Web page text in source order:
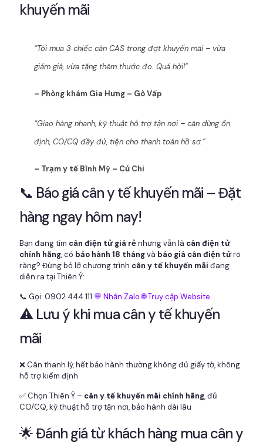
khuyến mãi
“Tôi mua 3 chiếc cân CAS trong đợt khuyến mãi – vừa
giảm giá, vừa tặng thêm thước đo. Quá hời!”
– Phòng khám Gia Hưng – Gò Vấp
“Giao hàng nhanh, kỹ thuật hỗ trợ tận nơi – cân dùng ổn
định, CO/CQ đầy đủ, tiện cho thanh toán hồ sơ.”
– Trạm y tế Bình Mỹ – Củ Chi
📞 Báo giá cân y tế khuyến mãi – Đặt
hàng ngay hôm nay!
Bạn đang tìm cân điện tử giá rẻnhưng vẫn là cân điện tử
chính hãng, có bảo hành 18 thángvà báo giá cân điện tửrõ
ràng? Đừng bỏ lỡ chương trình cân y tế khuyến mãi đang
diễn ra tại Thiên Ý:
📞 Gọi: 0902 444 111 💬 Nhắn Zalo 🌐 Truy cập Website
⚠️ Lưu ý khi mua cân y tế khuyến
mãi
❌ Cân thanh lý, hết bảo hành thường không đủ giấy tờ, không
hỗ trợ kiểm định
✅ Chọn Thiên Ý – cân y tế khuyến mãi chính hãng, đủ
CO/CQ, kỹ thuật hỗ trợ tận nơi, bảo hành dài lâu
🌟 Đánh giá từ khách hàng mua cân y